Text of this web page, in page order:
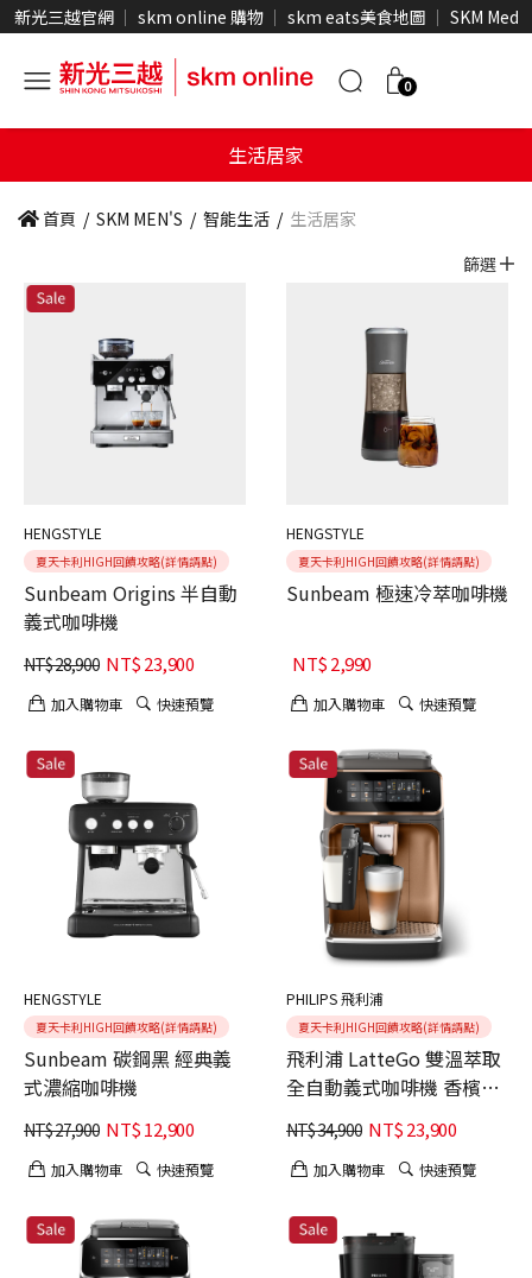
新光三越官網 skm online 購物 skm eats美食地圖 SKM Media
0
生活居家
首頁 / SKM MEN'S / 智能生活 / 生活居家
篩選
HENGSTYLE
夏天卡利HIGH回饋攻略(詳情請點)
Sunbeam Origins 半自動
義式咖啡機
NT$28,900 NT$23,900
加入購物車 快速預覽
HENGSTYLE
夏天卡利HIGH回饋攻略(詳情請點)
Sunbeam 極速冷萃咖啡機
NT$2,990
加入購物車 快速預覽
HENGSTYLE
夏天卡利HIGH回饋攻略(詳情請點)
Sunbeam 碳鋼黑 經典義
式濃縮咖啡機
NT$27,900 NT$12,900
加入購物車 快速預覽
PHILIPS 飛利浦
夏天卡利HIGH回饋攻略(詳情請點)
飛利浦 LatteGo 雙溫萃取
全自動義式咖啡機 香檳金
(EP3347/84)
NT$34,900 NT$23,900
加入購物車 快速預覽